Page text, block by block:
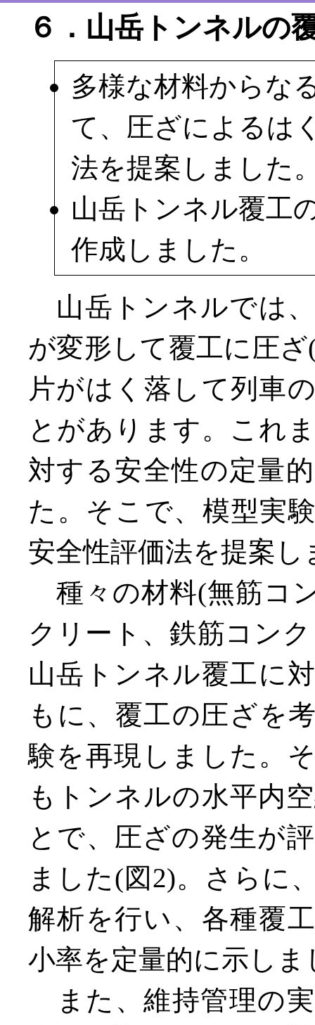
６．山岳トンネルの
多様な材料からな
て、圧ざによるは
法を提案しました
山岳トンネル覆工
作成しました。
山岳トンネルでは
が変形して覆工に圧
片がはく落して列車
とがあります。これ
対する安全性の定量
た。そこで、模型実
安全性評価法を提案し
種々の材料(無筋コ
クリート、鉄筋コン
山岳トンネル覆工に
もに、覆工の圧ざを
験を再現しました。
もトンネルの水平内
とで、圧ざの発生が
ました(図2)。さらに
解析を行い、各種覆
小率を定量的に示しま
また、維持管理の